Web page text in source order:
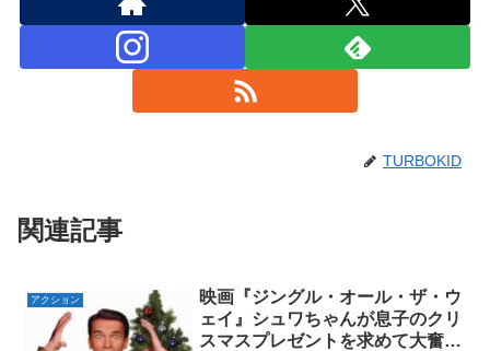
TURBOKID
関連記事
アクション
映画『ジングル・オール・ザ・ウ
ェイ』シュワちゃんが息子のクリ
スマスプレゼントを求めて大奮